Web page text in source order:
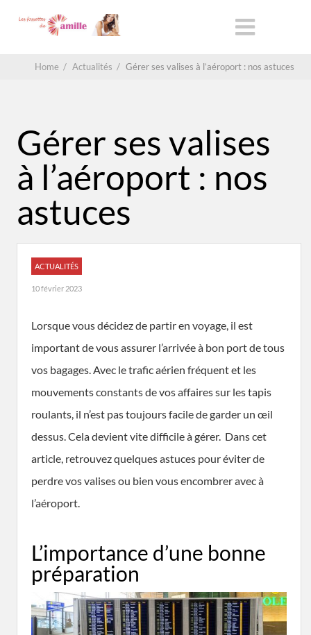
Home / Actualités / Gérer ses valises à l’aéroport : nos astuces
Gérer ses valises
à l’aéroport : nos
astuces
ACTUALITÉS
10 février 2023
Lorsque vous décidez de partir en voyage, il est
important de vous assurer l’arrivée à bon port de tous
vos bagages. Avec le trafic aérien fréquent et les
mouvements constants de vos affaires sur les tapis
roulants, il n’est pas toujours facile de garder un œil
dessus. Cela devient vite difficile à gérer. Dans cet
article, retrouvez quelques astuces pour éviter de
perdre vos valises ou bien vous encombrer avec à
l’aéroport.
L’importance d’une bonne
préparation